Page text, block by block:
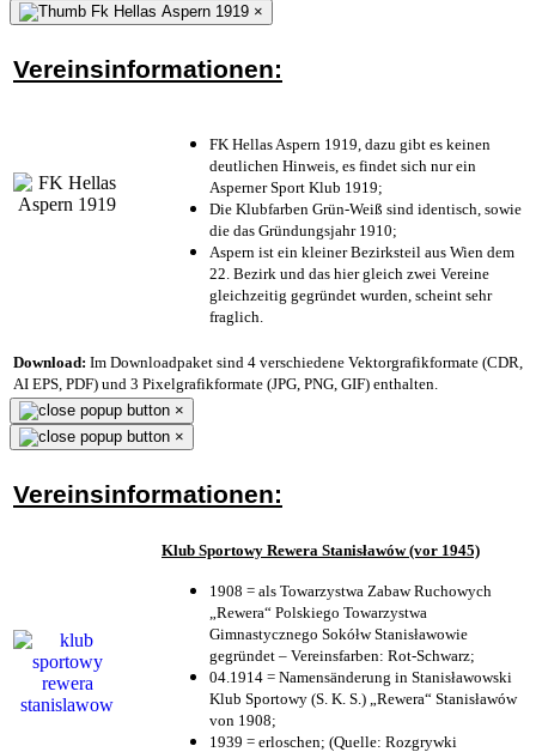
×
Vereinsinformationen:
FK Hellas Aspern 1919, dazu gibt es keinen
deutlichen Hinweis, es findet sich nur ein
Asperner Sport Klub 1919;
Die Klubfarben Grün-Weiß sind identisch, sowie
die das Gründungsjahr 1910;
Aspern ist ein kleiner Bezirksteil aus Wien dem
22. Bezirk und das hier gleich zwei Vereine
gleichzeitig gegründet wurden, scheint sehr
fraglich.
Download: Im Downloadpaket sind 4 verschiedene Vektorgrafikformate (CDR,
AI EPS, PDF) und 3 Pixelgrafikformate (JPG, PNG, GIF) enthalten.
×
×
Vereinsinformationen:
Klub Sportowy Rewera Stanisławów (vor 1945)
1908 = als Towarzystwa Zabaw Ruchowych
„Rewera“ Polskiego Towarzystwa
Gimnastycznego Sokółw Stanisławowie
gegründet – Vereinsfarben: Rot-Schwarz;
04.1914 = Namensänderung in Stanisławowski
Klub Sportowy (S. K. S.) „Rewera“ Stanisławów
von 1908;
1939 = erloschen; (Quelle: Rozgrywki